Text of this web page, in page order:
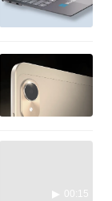
00:15